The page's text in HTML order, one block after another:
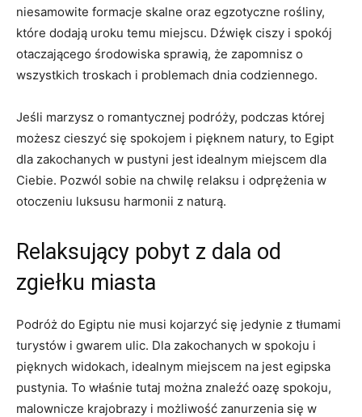
niesamowite formacje skalne oraz egzotyczne rośliny,
które dodają uroku temu miejscu. Dźwięk ciszy ‌i spokój
otaczającego środowiska sprawią, że zapomnisz o
wszystkich⁢ troskach i problemach dnia codziennego.
Jeśli marzysz o⁤ romantycznej podróży, podczas ​której
możesz cieszyć się‌ spokojem i pięknem natury, to ⁢Egipt
dla zakochanych w pustyni jest idealnym ‌miejscem⁣ dla
Ciebie. Pozwól sobie ‌na​ chwilę relaksu ⁢i odprężenia w
otoczeniu luksusu harmonii z naturą.
Relaksujący pobyt ⁤z dala ⁤od
zgiełku miasta
Podróż do Egiptu⁣ nie musi kojarzyć się jedynie z ⁤tłumami
turystów i gwarem ulic. Dla⁢ zakochanych w spokoju i
pięknych widokach, idealnym miejscem na jest egipska
pustynia. To właśnie tutaj można znaleźć oazę spokoju,
malownicze‌ krajobrazy i możliwość zanurzenia się w